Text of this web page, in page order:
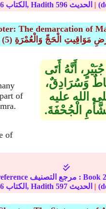
الكتاب, Hadith 596 |
The demarcation of
فَرْضِ مَوَاقِيتِ الْحَجِّ وَالْعُمْرَةِ
of
of
أَنَّهُ أَتَى
وَسُرَادِقٌ،
الله عليه
الْجُحْفَةَ‏.‏
In-book reference مرجع التصنيف : Book
الكتاب, Hadith 597 |